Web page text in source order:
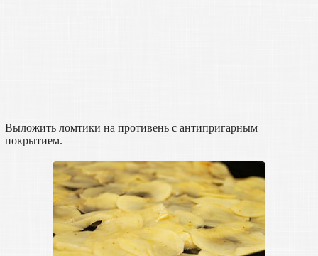
Выложить ломтики на противень с антипригарным
покрытием.